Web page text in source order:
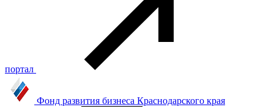
портал
Фонд развития бизнеса Краснодарского края